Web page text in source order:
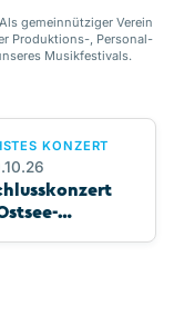
gemeinnütziger Verein
Produktions-, Personal-
Musikfestivals.
KONZERT